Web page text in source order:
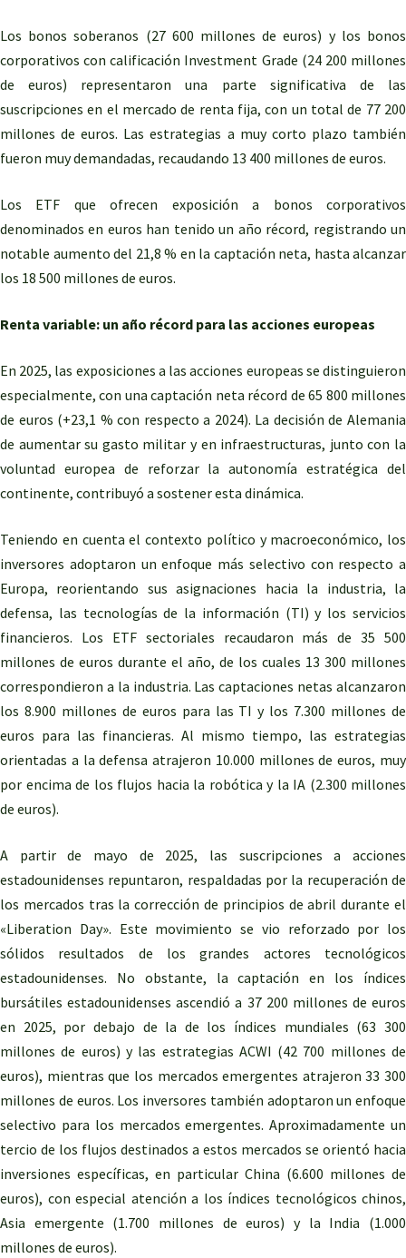
Los bonos soberanos (27 600 millones de euros) y los bonos
corporativos con calificación Investment Grade (24 200 millones
de euros) representaron una parte significativa de las
suscripciones en el mercado de renta fija, con un total de 77 200
millones de euros. Las estrategias a muy corto plazo también
fueron muy demandadas, recaudando 13 400 millones de euros.
Los ETF que ofrecen exposición a bonos corporativos
denominados en euros han tenido un año récord, registrando un
notable aumento del 21,8 % en la captación neta, hasta alcanzar
los 18 500 millones de euros.
Renta variable: un año récord para las acciones europeas
En 2025, las exposiciones a las acciones europeas se distinguieron
especialmente, con una captación neta récord de 65 800 millones
de euros (+23,1 % con respecto a 2024). La decisión de Alemania
de aumentar su gasto militar y en infraestructuras, junto con la
voluntad europea de reforzar la autonomía estratégica del
continente, contribuyó a sostener esta dinámica.
Teniendo en cuenta el contexto político y macroeconómico, los
inversores adoptaron un enfoque más selectivo con respecto a
Europa, reorientando sus asignaciones hacia la industria, la
defensa, las tecnologías de la información (TI) y los servicios
financieros. Los ETF sectoriales recaudaron más de 35 500
millones de euros durante el año, de los cuales 13 300 millones
correspondieron a la industria. Las captaciones netas alcanzaron
los 8.900 millones de euros para las TI y los 7.300 millones de
euros para las financieras. Al mismo tiempo, las estrategias
orientadas a la defensa atrajeron 10.000 millones de euros, muy
por encima de los flujos hacia la robótica y la IA (2.300 millones
de euros).
A partir de mayo de 2025, las suscripciones a acciones
estadounidenses repuntaron, respaldadas por la recuperación de
los mercados tras la corrección de principios de abril durante el
«Liberation Day». Este movimiento se vio reforzado por los
sólidos resultados de los grandes actores tecnológicos
estadounidenses. No obstante, la captación en los índices
bursátiles estadounidenses ascendió a 37 200 millones de euros
en 2025, por debajo de la de los índices mundiales (63 300
millones de euros) y las estrategias ACWI (42 700 millones de
euros), mientras que los mercados emergentes atrajeron 33 300
millones de euros. Los inversores también adoptaron un enfoque
selectivo para los mercados emergentes. Aproximadamente un
tercio de los flujos destinados a estos mercados se orientó hacia
inversiones específicas, en particular China (6.600 millones de
euros), con especial atención a los índices tecnológicos chinos,
Asia emergente (1.700 millones de euros) y la India (1.000
millones de euros).